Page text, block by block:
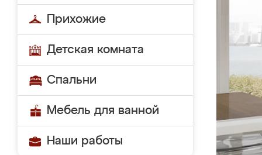
Прихожие
Детская комната
Спальни
Мебель для ванной
Наши работы